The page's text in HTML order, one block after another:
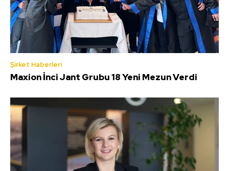
Şirket Haberleri
Maxion İnci Jant Grubu 18 Yeni Mezun Verdi